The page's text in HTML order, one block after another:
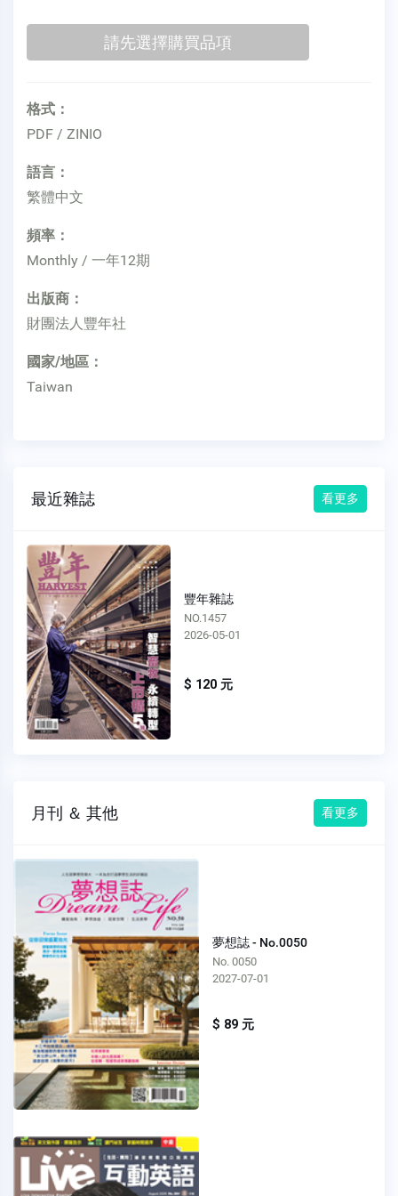
格式：
PDF / ZINIO
語言：
繁體中文
頻率：
Monthly / 一年12期
出版商：
財團法人豐年社
國家/地區：
Taiwan
最近雜誌 看更多
豐年雜誌
NO.1457
2026-05-01
$ 120 元
月刊 ＆ 其他 看更多
夢想誌 - No.0050
No. 0050
2027-07-01
$ 89 元